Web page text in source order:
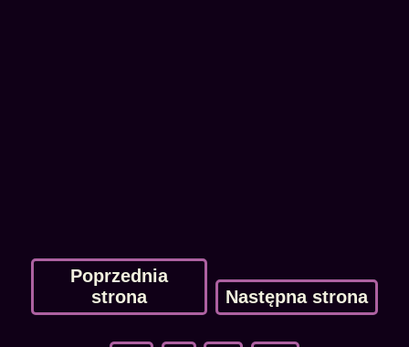
Poprzednia
strona
Następna strona